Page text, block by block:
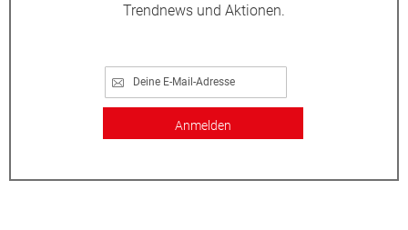
Trendnews und Aktionen.
Anmelden